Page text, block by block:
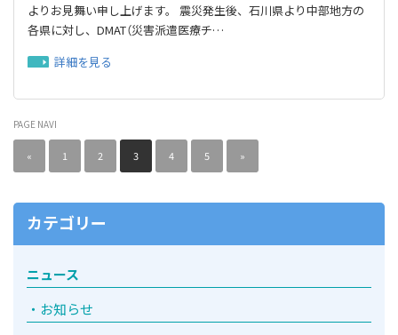
よりお見舞い申し上げます。 震災発生後、石川県より中部地方の
各県に対し、DMAT（災害派遣医療チ…
詳細を見る
PAGE NAVI
« 1 2 3 4 5 »
カテゴリー
ニュース
お知らせ